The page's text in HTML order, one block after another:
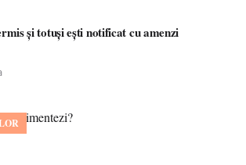
și totuși ești notificat cu amenzi